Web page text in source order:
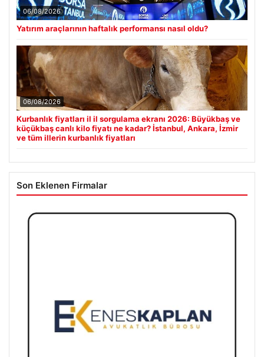
06/08/2026
Yatırım araçlarının haftalık performansı nasıl oldu?
06/08/2026
Kurbanlık fiyatları il il sorgulama ekranı 2026: Büyükbaş ve
küçükbaş canlı kilo fiyatı ne kadar? İstanbul, Ankara, İzmir
ve tüm illerin kurbanlık fiyatları
Son Eklenen Firmalar